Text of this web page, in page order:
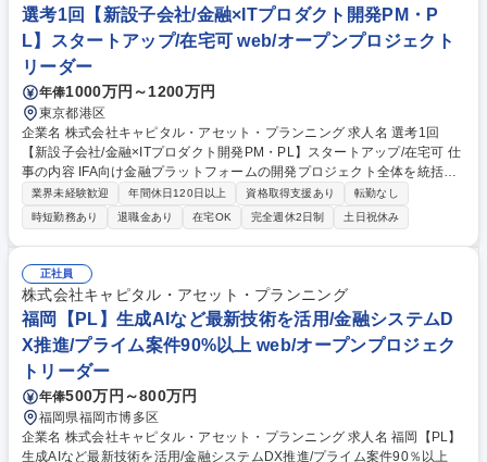
等の専門知識を身に付けた後、早い機会にチームリーダーとしての活躍を
期待しています。 募集職種 【近畿エリア担当/自社ブランドマンションの
営業】★東証上場/年休122日
選考1回【新設子会社/金融×ITプロダクト開発PM・P
L】スタートアップ/在宅可 web/オープンプロジェクト
リーダー
年俸1000万円～1200万円
東京都港区
企業名 株式会社キャピタル・アセット・プランニング 求人名 選考1回
【新設子会社/金融×ITプロダクト開発PM・PL】スタートアップ/在宅可 仕
事の内容 IFA向け金融プラットフォームの開発プロジェクト全体を統括す
るポジションです。台湾企業との連携によるシステム開発において、工程
管理から品質管理まで幅広く担当し、金融サービスの立ち上げに携わりま
す。 ■自社SaaSプロダクト（AWS基盤）の企画および開発推進 ■業務要
件の整理、仕様策定、機能の優先順位付け ■開発パートナーとのコミュニ
ケーションおよび進行管理 ■スケジュール管理、品質管理、課題管理 ■リ
リース後の改善・機能拡張に向けた企画および実行 ■事業側（経営・営
業・IFA）との要件調整、フィードバックの反映 【魅力】プロダクトの立
ち上げ期（0→1／1→10）に深く関与できます。 募集職種 選考1回【新設
子会社/金融×ITプロダクト開発PM・PL】スタートアップ/在宅可
業界未経験歓迎 年間休日120日以上 資格取得支援あり
転勤なし
時短勤務あり
退職金あり 在宅OK 完全週休2日制 土日祝休み
正社員
株式会社キャピタル・アセット・プランニング
福岡【PL】生成AIなど最新技術を活用/金融システムD
X推進/プライム案件90%以上 web/オープンプロジェク
トリーダー
年俸500万円～800万円
福岡県福岡市博多区
企業名 株式会社キャピタル・アセット・プランニング 求人名 福岡【PL】
生成AIなど最新技術を活用/金融システムDX推進/プライム案件90％以上